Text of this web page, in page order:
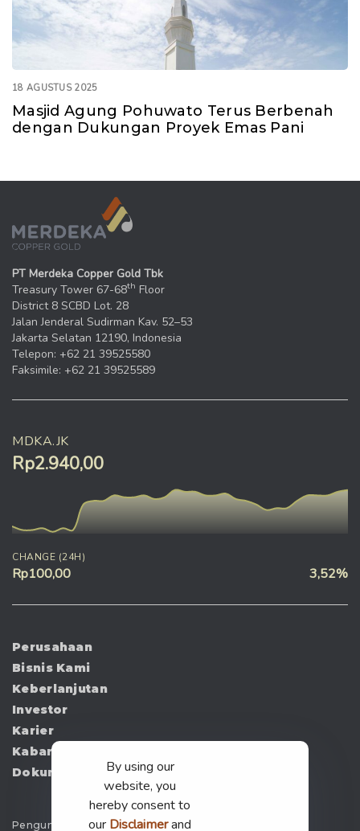
18 AGUSTUS 2025
Masjid Agung Pohuwato Terus Berbenah
dengan Dukungan Proyek Emas Pani
PT Merdeka Copper Gold Tbk
Treasury Tower 67-68th Floor
District 8 SCBD Lot. 28
Jalan Jenderal Sudirman Kav. 52–53
Jakarta Selatan 12190, Indonesia
Telepon: +62 21 39525580
Faksimile: +62 21 39525589
MDKA.JK
Rp2.940,00
CHANGE (24H)
Rp100,00 3,52%
Perusahaan
Bisnis Kami
Keberlanjutan
Investor
Karier
Kabar
Dokumen
Pengumuman
By using our
website, you
hereby consent to
our Disclaimerand